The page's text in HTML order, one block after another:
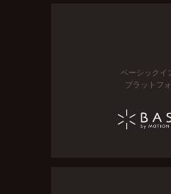
ベーシックイ
プラットフ